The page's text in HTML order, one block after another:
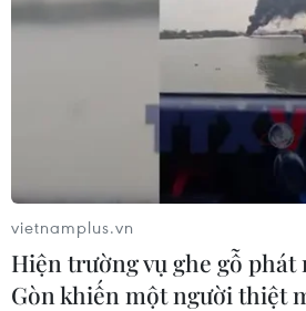
Trà, vì có vị trí đắc địa ven
chân cầu sông Hàn, nhưng
“treo” hàng chục năm nay,
phí cho Nhà nước./.
vietnamplus.vn
Hiện trường vụ ghe gỗ phát
Gòn khiến một người thiệt